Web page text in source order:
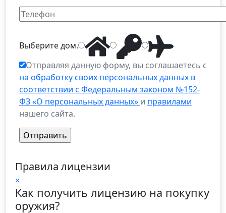
Выберитедом.
Отправляя данную форму, вы соглашаетесь с
на обработку своих персональных данных в
соответствии с Федеральным законом №152-
ФЗ «О персональных данных» и правилами
нашего сайта.
Правила лицензии
×
Как получить лицензию на покупку
оружия?